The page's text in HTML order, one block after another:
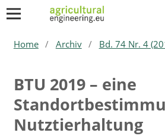
Home / Archiv / Bd. 74 Nr. 4
BTU 2019 – eine
Nutztierhaltung